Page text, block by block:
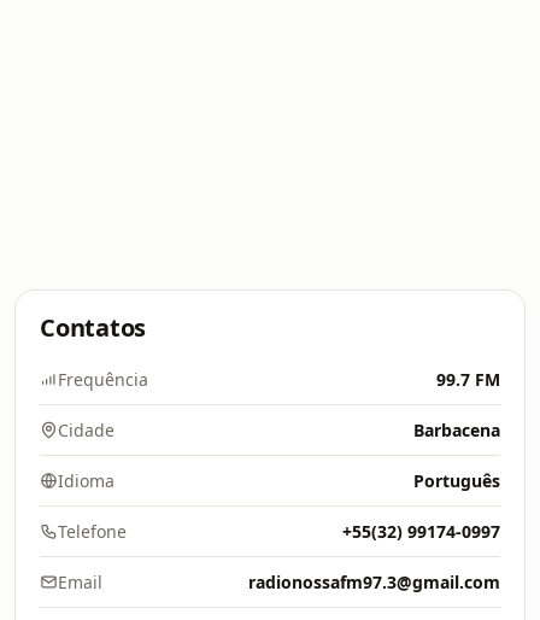
Contatos
Frequência 99.7 FM
Cidade Barbacena
Idioma Português
Telefone +55(32) 99174-0997
Email radionossafm97.3@gmail.com